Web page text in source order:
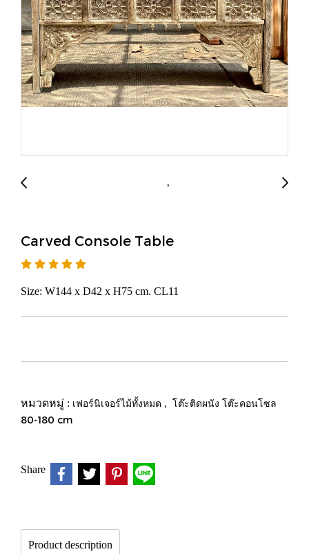
Carved Console Table
Size: W144 x D42 x H75 cm. CL11
หมวดหมู่ : เฟอร์นิเจอร์ไม้ทั้งหมด , โต๊ะติดผนัง โต๊ะคอนโซล
80-180 cm
Share
Product description